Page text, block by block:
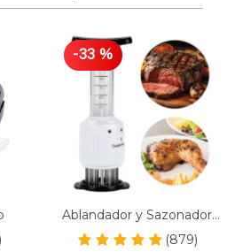
-33 %
Ablandador y Sazonador
Sauces Injector
(879)